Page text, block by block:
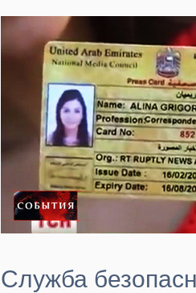
Служба